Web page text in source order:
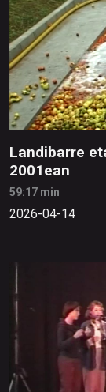
Landibarre
2001ean
59:17 min
2026-04-14